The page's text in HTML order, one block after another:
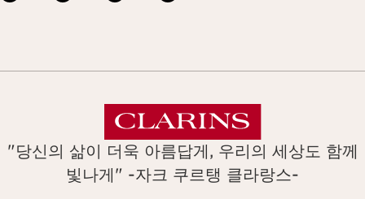
"당신의 삶이 더욱 아름답게, 우리의 세상도 함께
빛나게" -자크 쿠르탱 클라랑스-